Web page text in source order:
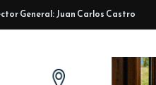
General: Juan Carlos Castro